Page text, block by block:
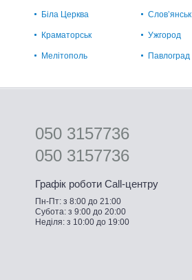
Біла Церква
Краматорськ
Мелітополь
Слов’янськ
Ужгород
Павлоград
050 3157736
050 3157736
Графік роботи Call-центру
Пн-Пт: з 8:00 до 21:00
Субота: з 9:00 до 20:00
Неділя: з 10:00 до 19:00